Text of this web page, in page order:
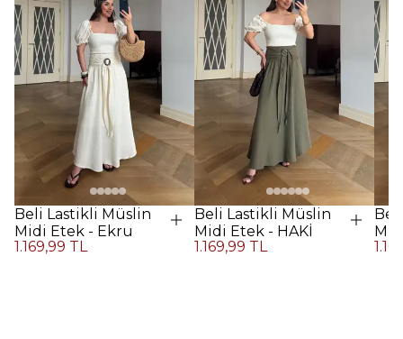
Beli Lastikli Müslin
Midi Etek - Ekru
1.169,99 TL
Beli Lastikli Müslin
Midi Etek - HAKİ
1.169,99 TL